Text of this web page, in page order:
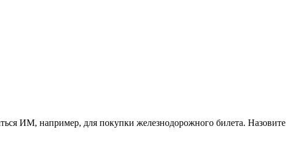
ИМ, например, для покупки железнодорожного билета. Назовите